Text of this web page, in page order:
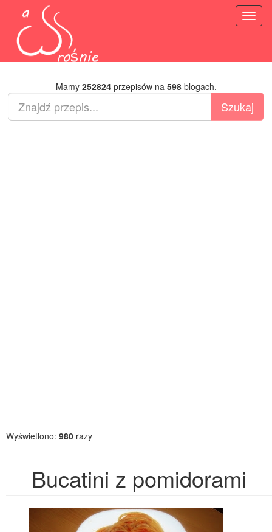
Mamy 252824przepisów na 598blogach.
Wyświetlono: 980 razy
Bucatini z pomidorami